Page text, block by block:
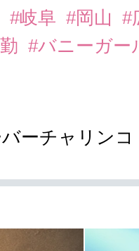
#岐阜 #岡山
#
#バニーガ
ーチャリンコ